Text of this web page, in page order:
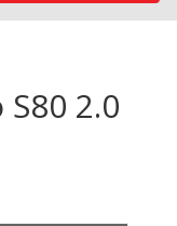
2.0